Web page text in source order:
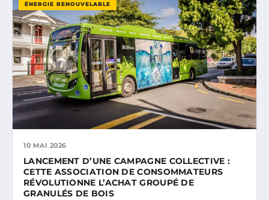
ÉNERGIE RENOUVELABLE
10 MAI 2026
LANCEMENT D’UNE CAMPAGNE COLLECTIVE :
CETTE ASSOCIATION DE CONSOMMATEURS
RÉVOLUTIONNE L’ACHAT GROUPÉ DE
GRANULÉS DE BOIS